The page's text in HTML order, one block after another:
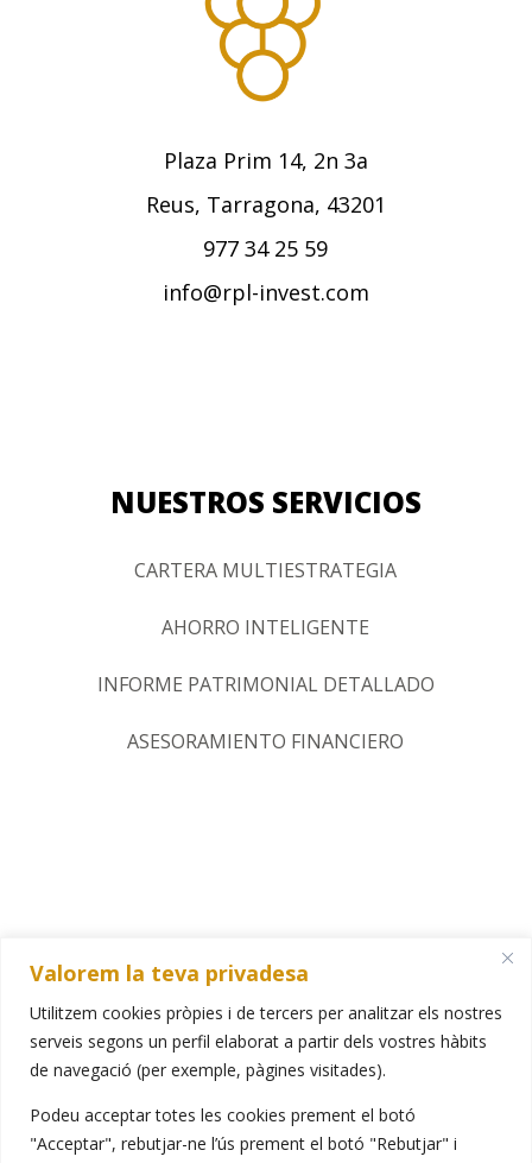
Valorem la teva privadesa
Utilitzem cookies pròpies i de tercers per analitzar els nostres
serveis segons un perfil elaborat a partir dels vostres hàbits
de navegació (per exemple, pàgines visitades).
Podeu acceptar totes les cookies prement el botó
"Acceptar", rebutjar-ne l’ús prement el botó "Rebutjar" i
Plaza Prim 14, 2n 3a
Reus, Tarragona, 43201
977 34 25 59
info@rpl-invest.com
NUESTROS SERVICIOS
CARTERA MULTIESTRATEGIA
AHORRO INTELIGENTE
INFORME PATRIMONIAL DETALLADO
ASESORAMIENTO FINANCIERO
SÍGUENOS EN LAS REDES
SOCIALES